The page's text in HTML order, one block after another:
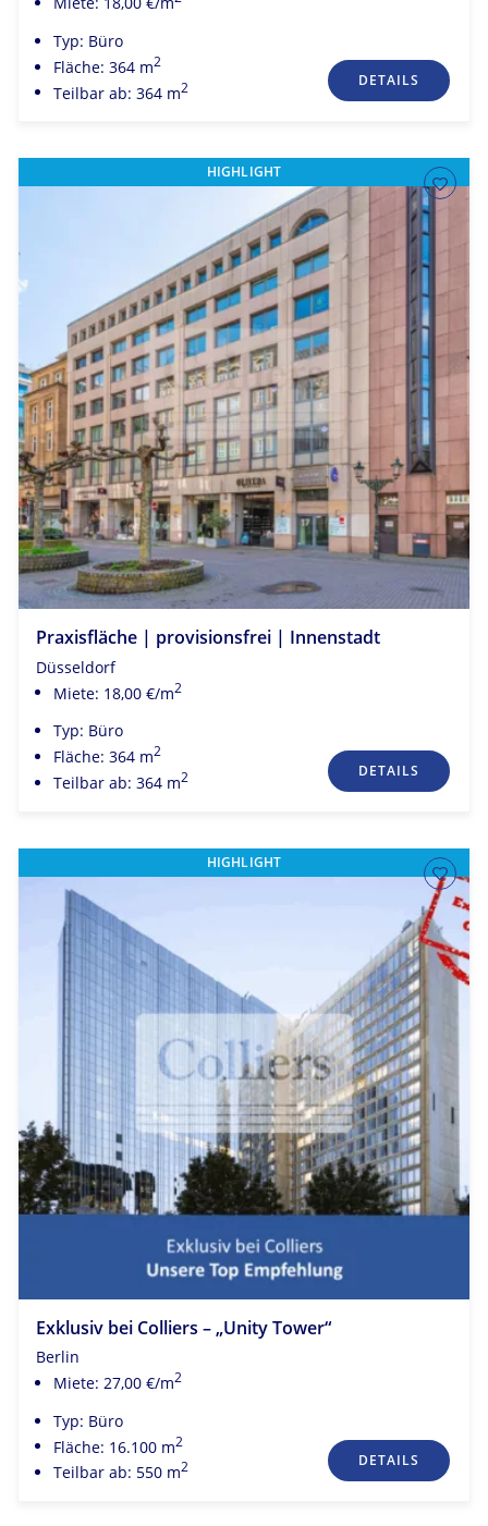
Typ: Büro
Fläche: 364 m2
Teilbar ab: 364 m2 DETAILS
HIGHLIGHT
Praxisfläche | provisionsfrei | Innenstadt
Düsseldorf
Miete: 18,00 €/m2
Typ: Büro
Fläche: 364 m2
Teilbar ab: 364 m2 DETAILS
HIGHLIGHT
Exklusiv bei Colliers – „Unity Tower“
Berlin
Miete: 27,00 €/m2
Typ: Büro
Fläche: 16.100 m2
Teilbar ab: 550 m2 DETAILS